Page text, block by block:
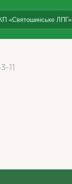
«Святошинське ЛПГ»
11